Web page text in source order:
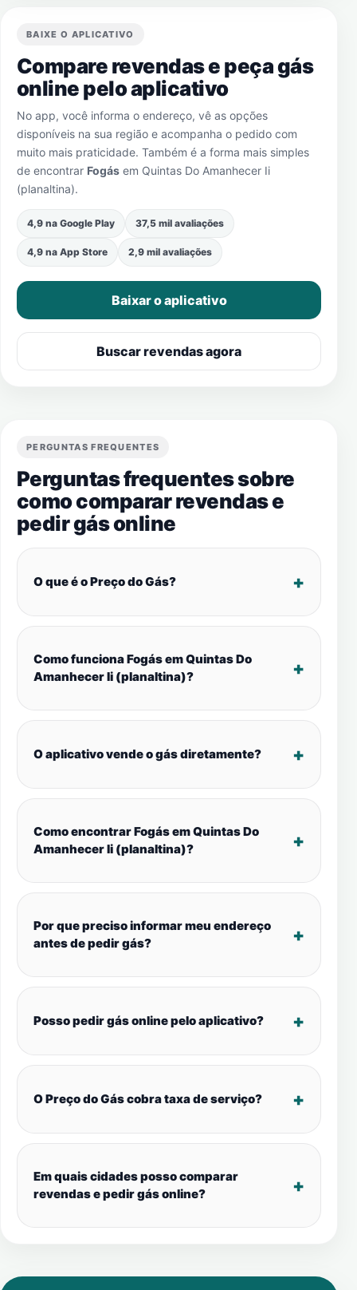
BAIXE O APLICATIVO
Compare revendas e peça gás
online pelo aplicativo
No app, você informa o endereço, vê as opções
disponíveis na sua região e acompanha o pedido com
muito mais praticidade. Também é a forma mais simples
de encontrar Fogás em Quintas Do Amanhecer Ii
(planaltina).
4,9 na Google Play 37,5 mil avaliações
4,9 na App Store 2,9 mil avaliações
Baixar o aplicativo
Buscar revendas agora
PERGUNTAS FREQUENTES
Perguntas frequentes sobre
como comparar revendas e
pedir gás online
O que é o Preço do Gás?
Como funciona Fogás em Quintas Do
Amanhecer Ii (planaltina)?
O aplicativo vende o gás diretamente?
Como encontrar Fogás em Quintas Do
Amanhecer Ii (planaltina)?
Por que preciso informar meu endereço
antes de pedir gás?
Posso pedir gás online pelo aplicativo?
O Preço do Gás cobra taxa de serviço?
Em quais cidades posso comparar
revendas e pedir gás online?